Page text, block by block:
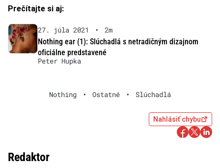
Prečítajte si aj:
27. júla 2021 •
2m
Nothing ear (1): Slúchadlá s netradičným dizajnom
oficiálne predstavené
Peter Hupka
Nothing • Ostatné • Slúchadlá
Nahlásiť chybu
Redaktor